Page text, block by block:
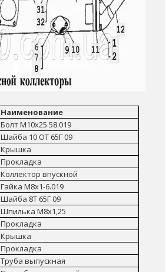
Наименование
Болт М10х25.58.019
Шайба 10 ОТ 65Г 09
Крышка
Прокладка
Коллектор впускной
Гайка М8х1-6.019
Шайба 8Т 65Г 09
Шпилька М8х1,25
Прокладка
Крышка
Прокладка
Труба выпускная